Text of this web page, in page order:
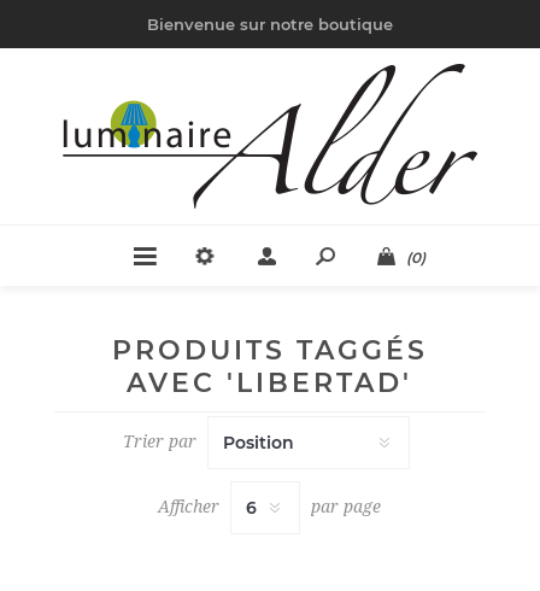
Bienvenue sur notre boutique
(0)
PRODUITS TAGGÉS
AVEC 'LIBERTAD'
Trier par
Afficher par page